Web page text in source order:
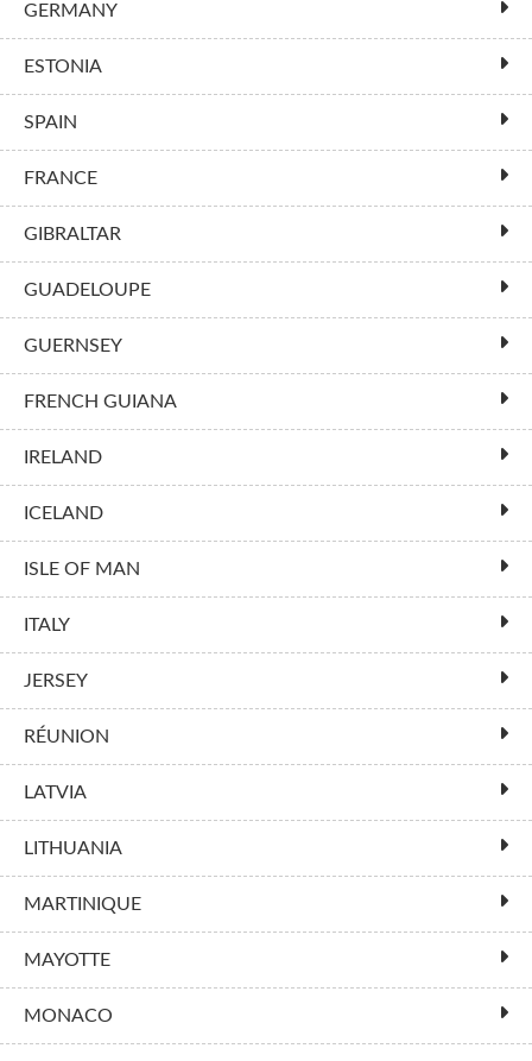
GERMANY
ESTONIA
SPAIN
FRANCE
GIBRALTAR
GUADELOUPE
GUERNSEY
FRENCH GUIANA
IRELAND
ICELAND
ISLE OF MAN
ITALY
JERSEY
RÉUNION
LATVIA
LITHUANIA
MARTINIQUE
MAYOTTE
MONACO